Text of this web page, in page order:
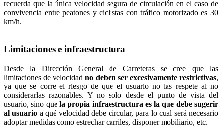
recuerda que la única velocidad segura de circulación en el caso de
convivencia entre peatones y ciclistas con tráfico motorizado es 30
km/h.
Limitaciones e infraestructura
Desde la Dirección General de Carreteras se cree que las
limitaciones de velocidadno deben ser excesivamente restrictivas,
ya que se corre el riesgo de que el usuario no las respete al no
considerarlas razonables. Y no solo desde el punto de vista del
usuario, sino que la propia infraestructura es la que debe sugerir
al usuario a qué velocidad debe circular, para lo cual será necesario
adoptar medidas como estrechar carriles, disponer mobiliario, etc.